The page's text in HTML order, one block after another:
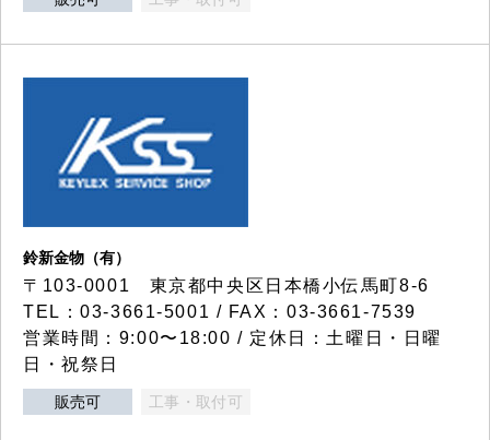
鈴新金物（有）
〒103-0001 東京都中央区日本橋小伝馬町8-6
TEL：03-3661-5001 / FAX：03-3661-7539
営業時間：9:00〜18:00 / 定休日：土曜日・日曜
日・祝祭日
販売可 工事・取付可